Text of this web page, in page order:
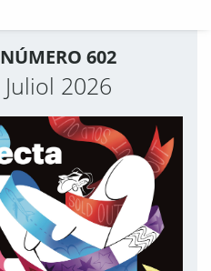
NÚMERO 602
Juliol 2026